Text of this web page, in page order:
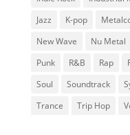
Jazz
K-pop
New Wave
Nu Metal
Punk
R&B Rap
Soul
Soundtrack
Trance
Trip Hop